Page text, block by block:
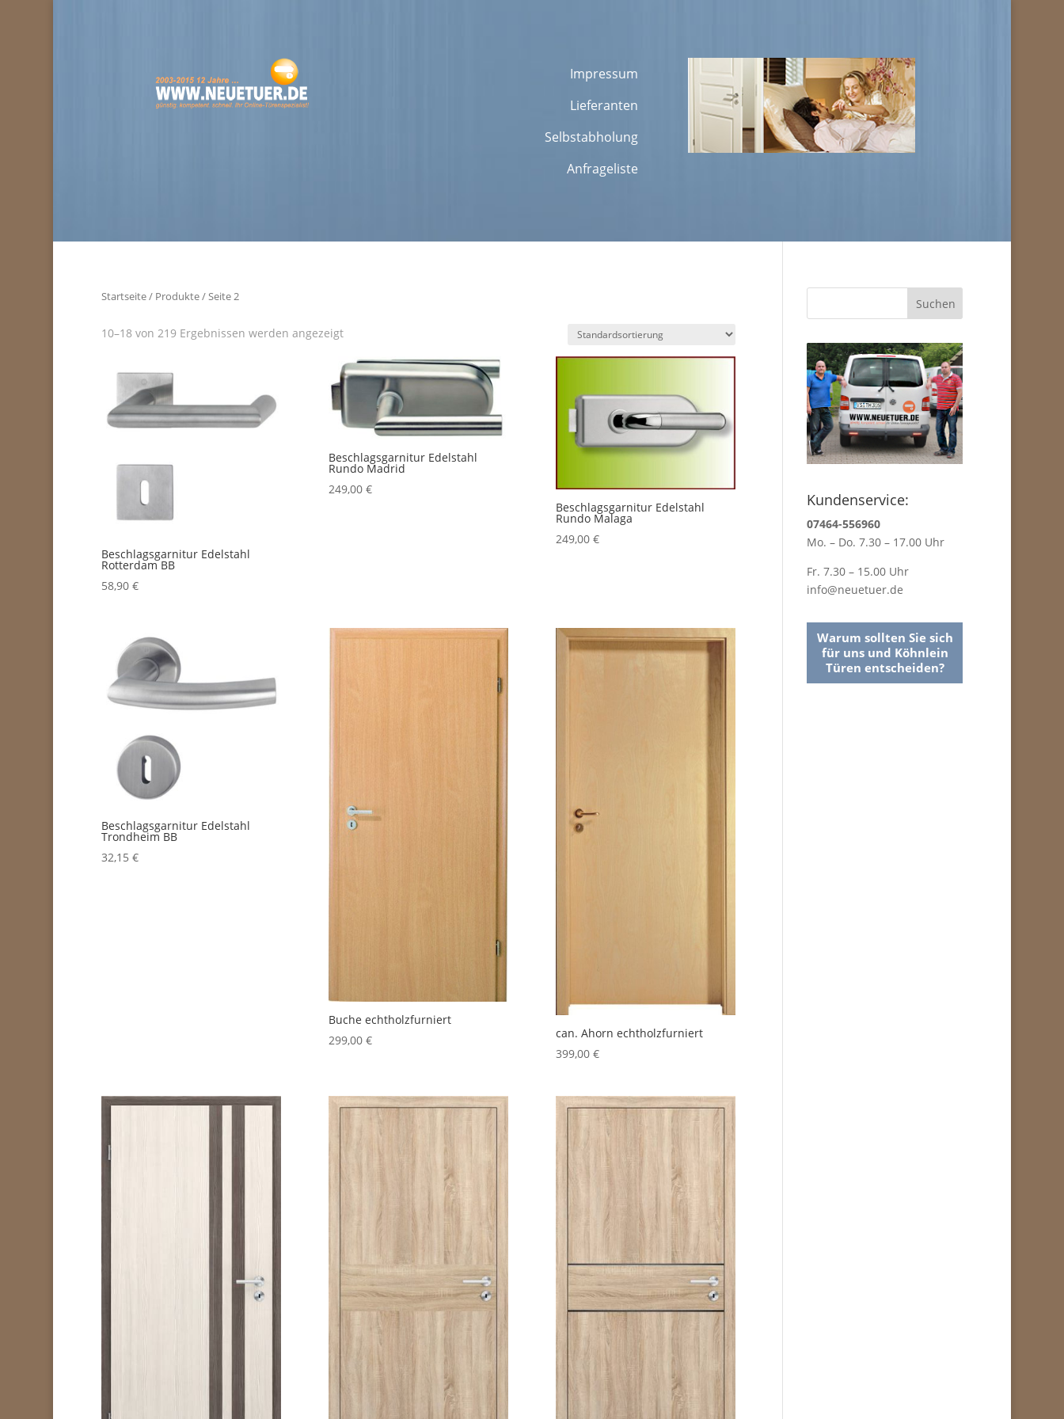
Impressum
Lieferanten
Selbstabholung
Anfrageliste
Startseite/ Produkte/ Seite 2
10–18 von 219 Ergebnissen werden angezeigt
Beschlagsgarnitur Edelstahl
Rotterdam BB
58,90 €
Beschlagsgarnitur Edelstahl
Rundo Madrid
249,00 €
Beschlagsgarnitur Edelstahl
Rundo Malaga
249,00 €
Beschlagsgarnitur Edelstahl
Trondheim BB
32,15 €
Buche echtholzfurniert
299,00 €
can. Ahorn echtholzfurniert
399,00 €
Kundenservice:
07464-556960
Mo. – Do. 7.30 – 17.00 Uhr
Fr. 7.30 – 15.00 Uhr
info@neuetuer.de
Warum sollten Sie sich
für uns und Köhnlein
Türen entscheiden?